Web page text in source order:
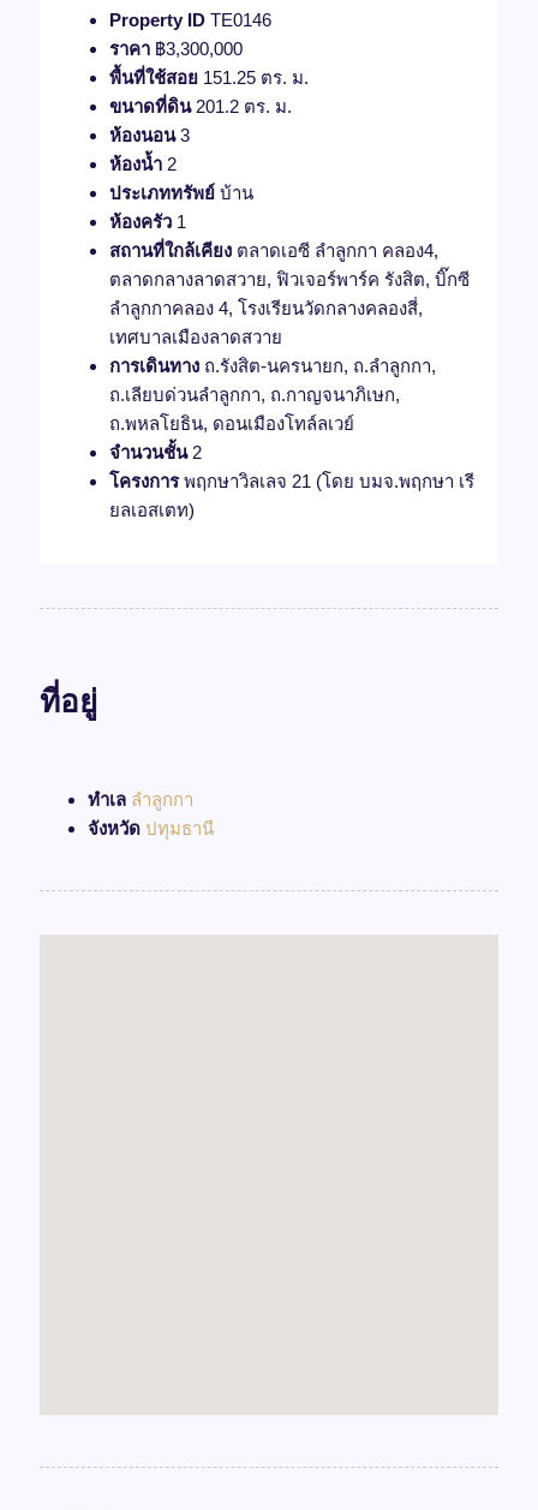
Property ID TE0146
ราคา ฿3,300,000
พื้นที่ใช้สอย 151.25 ตร. ม.
ขนาดที่ดิน 201.2 ตร. ม.
ห้องนอน 3
ห้องน้ำ 2
ประเภททรัพย์ บ้าน
ห้องครัว 1
สถานที่ใกล้เคียง ตลาดเอซี ลำลูกกา คลอง4,
ตลาดกลางลาดสวาย, ฟิวเจอร์พาร์ค รังสิต, บิ๊กซี
ลำลูกกาคลอง 4, โรงเรียนวัดกลางคลองสี่,
เทศบาลเมืองลาดสวาย
การเดินทาง ถ.รังสิต-นครนายก, ถ.ลำลูกกา,
ถ.เลียบด่วนลำลูกกา, ถ.กาญจนาภิเษก,
ถ.พหลโยธิน, ดอนเมืองโทล์ลเวย์
จำนวนชั้น 2
โครงการ พฤกษาวิลเลจ 21 (โดย บมจ.พฤกษา เรี
ยลเอสเตท)
ที่อยู่
ทำเล ลำลูกกา
จังหวัด ปทุมธานี